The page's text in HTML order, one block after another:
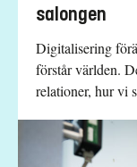
salongen
Digitalisering
förstår världen.
relationer, hur vi